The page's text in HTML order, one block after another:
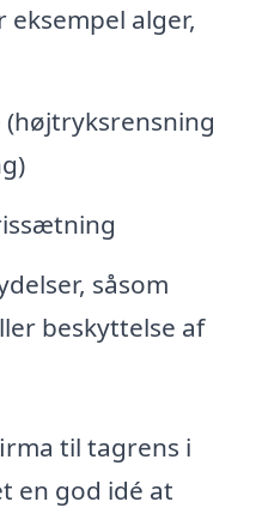
alger,
(højtryksrensning
såsom
beskyttelse af
til tagrens i
en god idé at